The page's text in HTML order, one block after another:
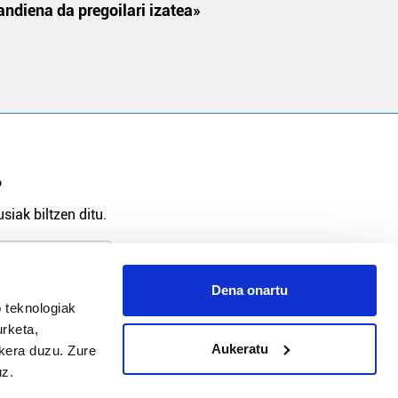
duzu. Zure
Dena onartu
Aukeratu
da pregoilari izatea»
biltzen ditu.